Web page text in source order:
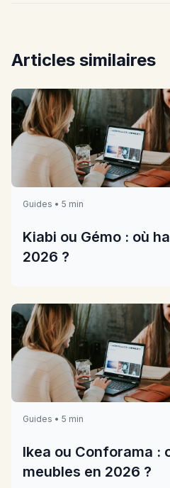
Articles similaires
Guides • 5 min
Kiabi ou Gémo : où
2026 ?
Guides • 5 min
Ikea ou Conforama :
meubles en 2026 ?